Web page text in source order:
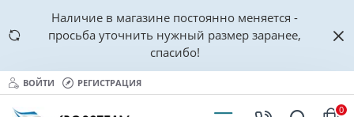
Наличие в магазине постоянно меняется -
просьба уточнить нужный размер заранее,
спасибо!
ВОЙТИ РЕГИСТРАЦИЯ
0